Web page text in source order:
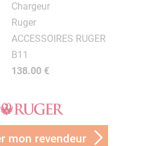
Chargeur
Ruger
ACCESSOIRES RUGER
B11
138.00 €
mon revendeur